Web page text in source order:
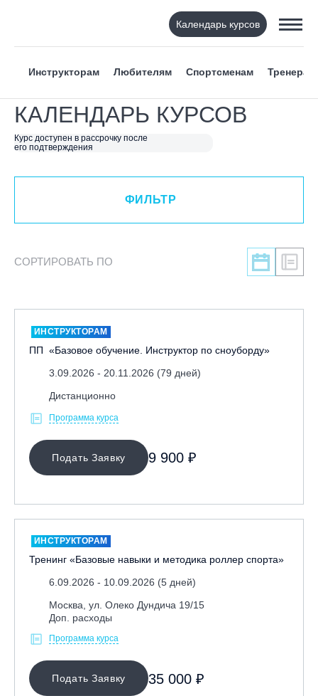
Календарь курсов
Инструкторам Любителям Спортсменам Тренерам
КАЛЕНДАРЬ КУРСОВ
Курс доступен в рассрочку после
его подтверждения
ФИЛЬТР
ВИД СПОРТА
Я ХОЧУ
КАТЕГОРИЯ
ЛЕКТОР
МЕСТО ПРОВЕДЕНИЯ
ФИЛЬТР
СОРТИРОВАТЬ ПО
ИНСТРУКТОРАМ
ПП «Базовое обучение. Инструктор по сноуборду»
3.09.2026 - 20.11.2026 (79 дней)
Дистанционно
Программа курса
Подать Заявку 9 900 ₽
ИНСТРУКТОРАМ
Тренинг «Базовые навыки и методика роллер спорта»
6.09.2026 - 10.09.2026 (5 дней)
Москва, ул. Олеко Дундича 19/15
Доп. расходы
Программа курса
Подать Заявку 35 000 ₽